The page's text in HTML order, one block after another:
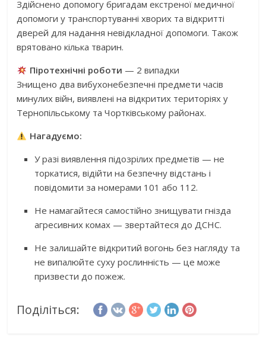
Здійснено допомогу бригадам екстреної медичної
допомоги у транспортуванні хворих та відкритті
дверей для надання невідкладної допомоги. Також
врятовано кілька тварин.
Піротехнічні роботи — 2 випадки
Знищено два вибухонебезпечні предмети часів
минулих війн, виявлені на відкритих територіях у
Тернопільському та Чортківському районах.
Нагадуємо:
У разі виявлення підозрілих предметів — не
торкатися, відійти на безпечну відстань і
повідомити за номерами 101 або 112.
Не намагайтеся самостійно знищувати гнізда
агресивних комах — звертайтеся до ДСНС.
Не залишайте відкритий вогонь без нагляду та
не випалюйте суху рослинність — це може
призвести до пожеж.
Поділіться: